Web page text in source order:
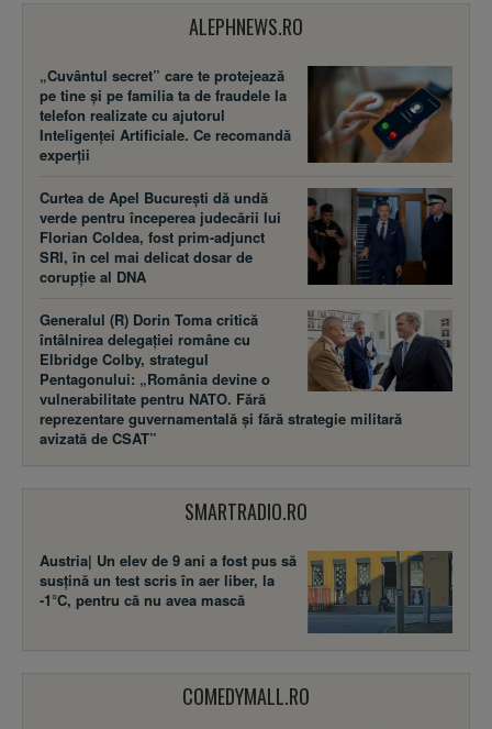
ALEPHNEWS.RO
„Cuvântul secret” care te protejează
pe tine și pe familia ta de fraudele la
telefon realizate cu ajutorul
Inteligenței Artificiale. Ce recomandă
experții
Curtea de Apel București dă undă
verde pentru începerea judecării lui
Florian Coldea, fost prim-adjunct
SRI, în cel mai delicat dosar de
corupție al DNA
Generalul (R) Dorin Toma critică
întâlnirea delegației române cu
Elbridge Colby, strategul
Pentagonului: „România devine o
vulnerabilitate pentru NATO. Fără
reprezentare guvernamentală și fără strategie militară
avizată de CSAT”
SMARTRADIO.RO
Austria| Un elev de 9 ani a fost pus să
susţină un test scris în aer liber, la
-1°C, pentru că nu avea mască
COMEDYMALL.RO